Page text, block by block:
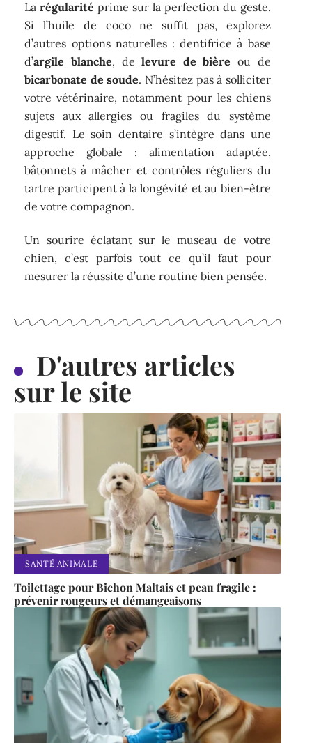
Larégularité prime sur la perfection du geste.
Si l’huile de coco ne suffit pas, explorez
d’autres options naturelles : dentifrice à base
d’argile blanche, delevure de bière ou de
bicarbonate de soude. N’hésitez pas à solliciter
votre vétérinaire, notamment pour les chiens
sujets aux allergies ou fragiles du système
digestif. Le soin dentaire s’intègre dans une
approche globale : alimentation adaptée,
bâtonnets à mâcher et contrôles réguliers du
tartre participent à la longévité et au bien-être
de votre compagnon.
Un sourire éclatant sur le museau de votre
chien, c’est parfois tout ce qu’il faut pour
mesurer la réussite d’une routine bien pensée.
D'autres articles
sur le site
SANTÉ ANIMALE
Toilettage pour Bichon Maltais et peau fragile :
prévenir rougeurs et démangeaisons